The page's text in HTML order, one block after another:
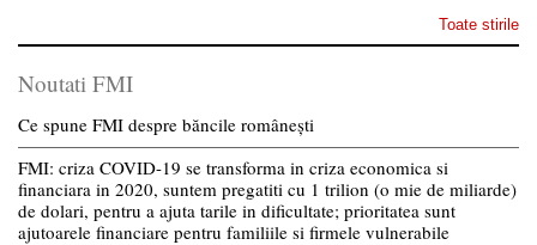
Toate stirile
Noutati FMI
Ce spune FMI despre băncile românești
FMI: criza COVID-19 se transforma in criza economica si
financiara in 2020, suntem pregatiti cu 1 trilion (o mie de miliarde)
de dolari, pentru a ajuta tarile in dificultate; prioritatea sunt
ajutoarele financiare pentru familiile si firmele vulnerabile